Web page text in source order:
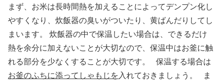
まず、お米は長時間熱を加えることによってデンプン化し
やすくなり、炊飯器の臭いがついたり、黄ばんだりしてし
まいます。 炊飯器の中で保温したい場合は、できるだけ
熱を余分に加えないことが大切なので、保温中はお釜に触
れる部分を少なくすることが大切です。 保温する場合は
お釜のふちに添ってしゃもじを入れておきましょう。 ま